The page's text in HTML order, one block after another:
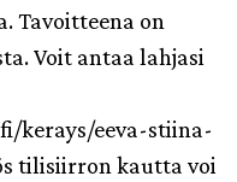
Tavoitteena on
Voit antaa lahjasi
kerays/eeva-stiina-
tilisiirron kautta voi